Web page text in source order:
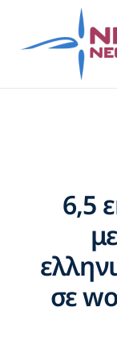
Επικοινωνία
6,5
σε